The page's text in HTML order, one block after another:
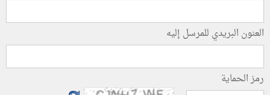
العنون البريدي للمرسل إليه
رمز الحماية